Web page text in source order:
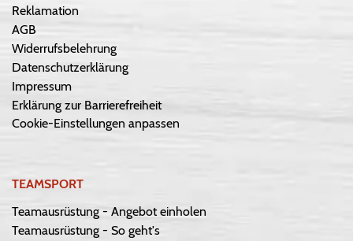
Reklamation
AGB
Widerrufsbelehrung
Datenschutzerklärung
Impressum
Erklärung zur Barrierefreiheit
Cookie-Einstellungen anpassen
TEAMSPORT
Teamausrüstung - Angebot einholen
Teamausrüstung - So geht's